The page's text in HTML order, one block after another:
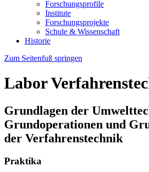
Forschungsprofile
Institute
Forschungsprojekte
Schule & Wissenschaft
Historie
Zum Seitenfuß springen
Labor
Grundlagen der
Grundoperationen und
der Verfahrenstechnik
Praktika